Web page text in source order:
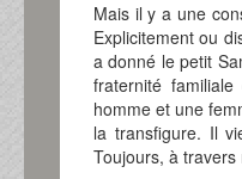
Mais il y a une
Explicitement ou
a donné le petit
fraternité
homme et une
la transfigure. Il
Toujours, à travers